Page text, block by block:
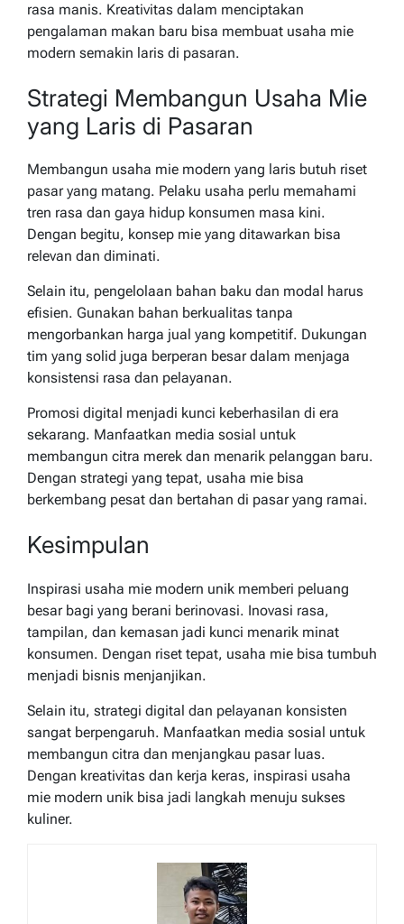
rasa manis. Kreativitas dalam menciptakan
pengalaman makan baru bisa membuat usaha mie
modern semakin laris di pasaran.
Strategi Membangun Usaha Mie
yang Laris di Pasaran
Membangun usaha mie modern yang laris butuh riset
pasar yang matang. Pelaku usaha perlu memahami
tren rasa dan gaya hidup konsumen masa kini.
Dengan begitu, konsep mie yang ditawarkan bisa
relevan dan diminati.
Selain itu, pengelolaan bahan baku dan modal harus
efisien. Gunakan bahan berkualitas tanpa
mengorbankan harga jual yang kompetitif. Dukungan
tim yang solid juga berperan besar dalam menjaga
konsistensi rasa dan pelayanan.
Promosi digital menjadi kunci keberhasilan di era
sekarang. Manfaatkan media sosial untuk
membangun citra merek dan menarik pelanggan baru.
Dengan strategi yang tepat, usaha mie bisa
berkembang pesat dan bertahan di pasar yang ramai.
Kesimpulan
Inspirasi usaha mie modern unik memberi peluang
besar bagi yang berani berinovasi. Inovasi rasa,
tampilan, dan kemasan jadi kunci menarik minat
konsumen. Dengan riset tepat, usaha mie bisa tumbuh
menjadi bisnis menjanjikan.
Selain itu, strategi digital dan pelayanan konsisten
sangat berpengaruh. Manfaatkan media sosial untuk
membangun citra dan menjangkau pasar luas.
Dengan kreativitas dan kerja keras, inspirasi usaha
mie modern unik bisa jadi langkah menuju sukses
kuliner.